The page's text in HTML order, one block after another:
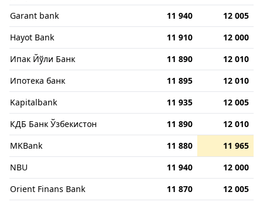
Garant bank
11 940
12 005
Hayot Bank
11 910
12 000
Ипак Йўли Банк
11 890
12 010
Ипотека банк
11 895
12 010
Kapitalbank
11 935
12 005
КДБ Банк Ўзбекистон
11 890
12 010
MKBank
11 880
11 965
NBU
11 940
12 000
Orient Finans Bank
11 870
12 005